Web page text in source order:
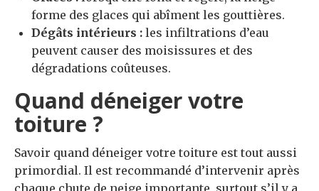
forme des glaces qui abîment les gouttières.
Dégâts intérieurs : les infiltrations d’eau
peuvent causer des moisissures et des
dégradations coûteuses.
Quand déneiger votre
toiture ?
Savoir quand déneiger votre toiture est tout aussi
primordial. Il est recommandé d’intervenir après